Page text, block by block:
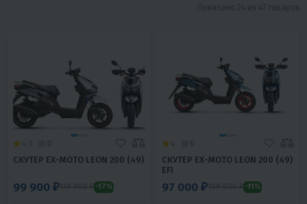
СКУТЕР EX-MOTO LEON 200 (49)
99 900 ₽119 900 ₽ -17%
СКУТЕР EX-MOTO LEON 200 (49)
EFI
97 000 ₽109 000 ₽ -11%